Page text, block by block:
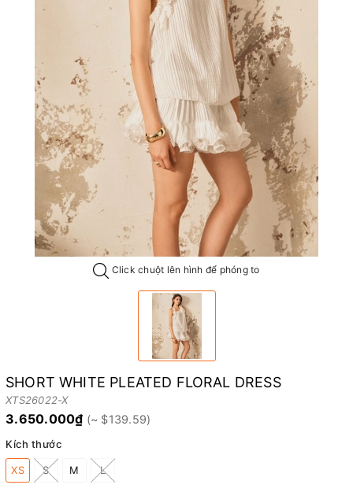
Click chuột lên hình để phóng to
SHORT WHITE PLEATED FLORAL DRESS
XTS26022-X
3.650.000₫
Kích thước
XS S M L